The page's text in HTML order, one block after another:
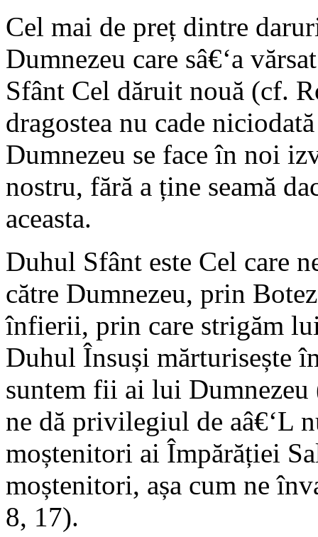
Cel mai de preț dintre
Dumnezeu care sâ€‘a
Sfânt Cel dăruit nouă (cf.
dragostea nu cade
Dumnezeu se face în noi
nostru, fără a ține seamă
aceasta.
Duhul Sfânt este Cel care
către Dumnezeu, prin
înfierii, prin care strigăm
Duhul Însuși mărturisește
suntem fii ai lui Dumnezeu
ne dă privilegiul de aâ€‘L
moștenitori ai Împărăției
moștenitori, așa cum ne
8, 17).